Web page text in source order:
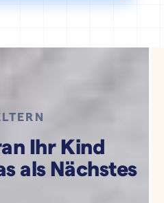
Kreislauf: Nach Schritt 3 geht
Ihr Kind
als Nächstes